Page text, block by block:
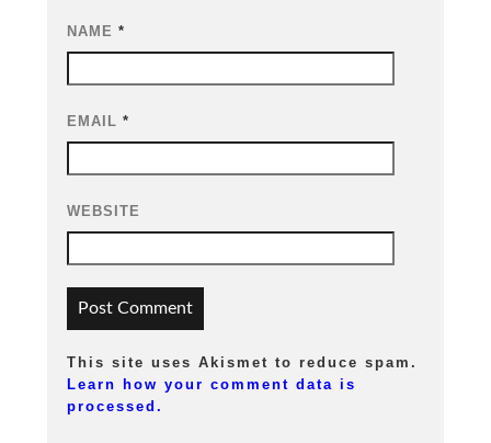
NAME *
EMAIL *
WEBSITE
This site uses Akismet to reduce spam.
Learn how your comment data is
processed.